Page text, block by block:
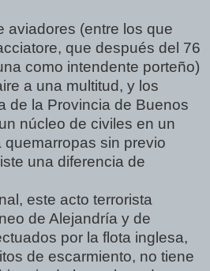
aviadores (entre los que
que después del 76
como intendente porteño)
a una multitud, y los
de la Provincia de Buenos
núcleo de civiles en un
quemarropas sin previo
una diferencia de
este acto terrorista
de Alejandría y de
por la flota inglesa,
de escarmiento, no tiene